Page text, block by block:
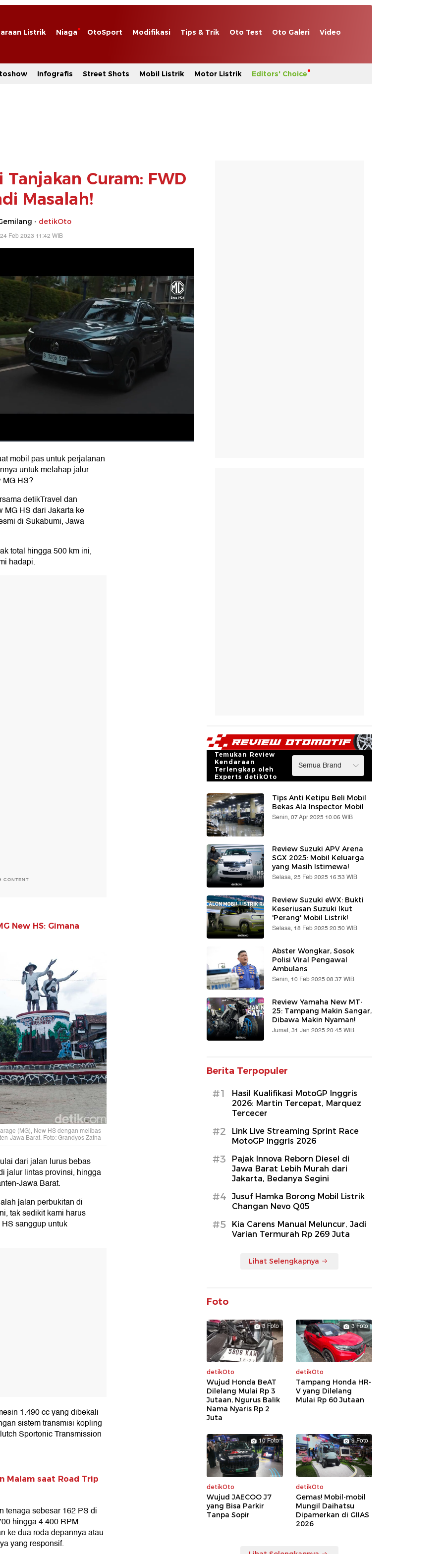
Listrik Niaga OtoSport Modifikasi Tips & Trik Oto Test Oto Galeri Video
Infografis Street Shots Mobil Listrik Motor Listrik Editors' Choice
Tanjakan Curam: FWD
Masalah!
- detikOto
Feb 2023 11:42 WIB
mobil pas untuk perjalanan
untuk melahap jalur
MG HS?
detikTravel dan
MG HS dari Jakarta ke
di Sukabumi, Jawa
total hingga 500 km ini,
hadapi.
CONTENT
New HS: Gimana
(MG), New HS dengan melibas
Jawa Barat. Foto: Grandyos Zafna
dari jalan lurus bebas
jalur lintas provinsi, hingga
Jawa Barat.
jalan perbukitan di
tak sedikit kami harus
sanggup untuk
1.490 cc yang dibekali
sistem transmisi kopling
Sportonic Transmission
Malam saat Road Trip
tenaga sebesar 162 PS di
hingga 4.400 RPM.
ke dua roda depannya atau
yang responsif.
Temukan Review
Kendaraan
Terlengkap oleh
Experts detikOto
Tips Anti Ketipu Beli Mobil
Bekas Ala Inspector Mobil
Senin, 07 Apr 2025 10:06 WIB
Review Suzuki APV Arena
SGX 2025: Mobil Keluarga
yang Masih Istimewa!
Selasa, 25 Feb 2025 16:53 WIB
Review Suzuki eWX: Bukti
Keseriusan Suzuki Ikut
'Perang' Mobil Listrik!
Selasa, 18 Feb 2025 20:50 WIB
Abster Wongkar, Sosok
Polisi Viral Pengawal
Ambulans
Senin, 10 Feb 2025 08:37 WIB
Review Yamaha New MT-
25: Tampang Makin Sangar,
Dibawa Makin Nyaman!
Jumat, 31 Jan 2025 20:45 WIB
Berita Terpopuler
#1
Hasil Kualifikasi MotoGP Inggris
2026: Martin Tercepat, Marquez
Tercecer
#2
Link Live Streaming Sprint Race
MotoGP Inggris 2026
#3
Pajak Innova Reborn Diesel di
Jawa Barat Lebih Murah dari
Jakarta, Bedanya Segini
#4
Jusuf Hamka Borong Mobil Listrik
Changan Nevo Q05
#5
Kia Carens Manual Meluncur, Jadi
Varian Termurah Rp 269 Juta
Lihat Selengkapnya
Foto
3 Foto
detikOto
Wujud Honda BeAT
Dilelang Mulai Rp 3
Jutaan, Ngurus Balik
Nama Nyaris Rp 2
Juta
3 Foto
detikOto
Tampang Honda HR-
V yang Dilelang
Mulai Rp 60 Jutaan
10 Foto
detikOto
Wujud JAECOO J7
yang Bisa Parkir
Tanpa Sopir
9 Foto
detikOto
Gemas! Mobil-mobil
Mungil Daihatsu
Dipamerkan di GIIAS
2026